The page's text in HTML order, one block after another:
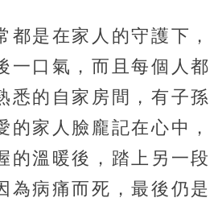
都是在家人的守護下，
一口氣，而且每個人都
悉的自家房間，有子孫
的家人臉龐記在心中，
的溫暖後，踏上另一段
為病痛而死，最後仍是